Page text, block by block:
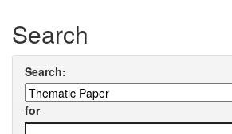
Search
Search:
for